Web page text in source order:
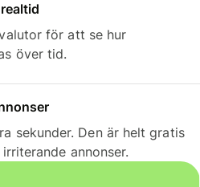
för att se hur
över tid.
sekunder. Den är helt gratis
annonser.